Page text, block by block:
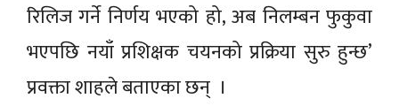
रिलिज गर्ने निर्णय भएको हो, अब निलम्बन फुकुवा
भएपछि नयाँ प्रशिक्षक चयनको प्रक्रिया सुरु हुन्छ’
प्रवक्ता शाहले बताएका छन् ।